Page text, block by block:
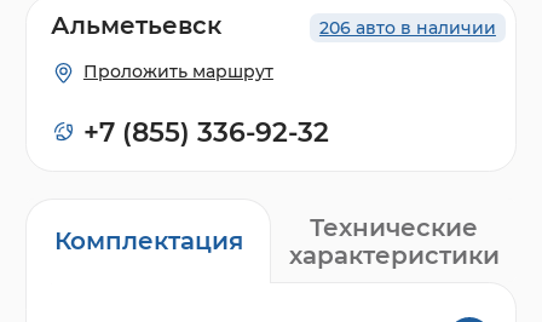
Комплектация
Технические
характеристики
206 авто в наличии
Альметьевск
Проложить маршрут
+7 (855) 336-92-32